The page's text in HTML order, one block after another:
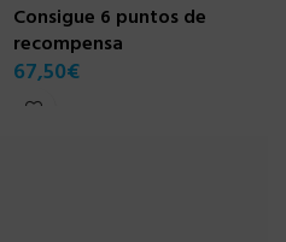
Consigue 6 puntos de
recompensa
67,50€